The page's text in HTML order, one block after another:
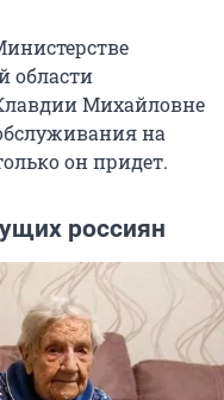
области
Михайловне
на
он придет.
россиян